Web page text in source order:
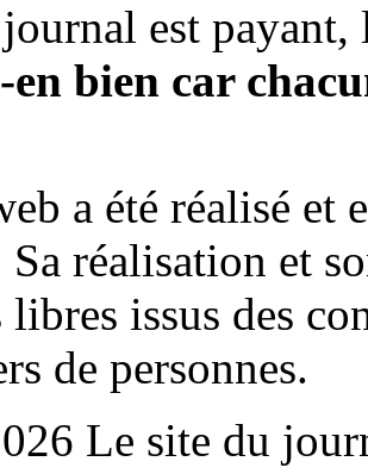
est payant,
bien car
a été réalisé et
Sa réalisation et
issus des
de personnes.
Le site du